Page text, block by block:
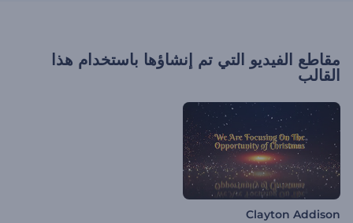
مقاطع الفيديو التي تم إنشاؤها باستخدام هذا
القالب
Clayton Addison